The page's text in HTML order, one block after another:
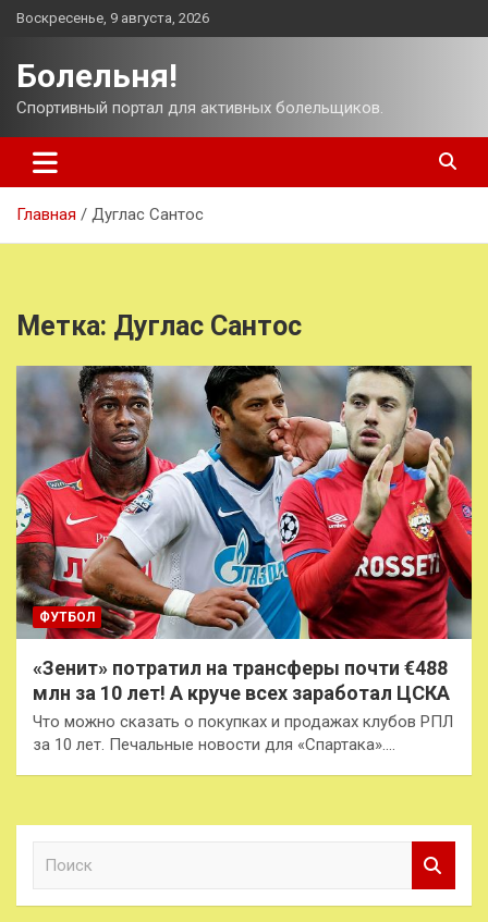
Перейти
Воскресенье, 9 августа, 2026
Болельня!
Спортивный портал для активных болельщиков.
Главная Дуглас Сантос
Метка: Дуглас Сантос
ФУТБОЛ
«Зенит» потратил на трансферы почти €488
млн за 10 лет! А круче всех заработал ЦСКА
Что можно сказать о покупках и продажах клубов РПЛ
за 10 лет. Печальные новости для «Спартака».…